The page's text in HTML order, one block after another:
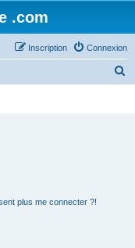
.com
Connexion
Inscription
plus me connecter ?!